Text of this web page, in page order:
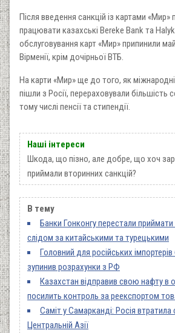
Після введення санкцій із картами «Мир»
працювати казахські Bereke Bank та
обслуговування карт «Мир» припинили
Вірменії, крім дочірньої ВТБ.
На карти «Мир» ще до того, як міжнародні
пішли з Росії, перераховували більшість
тому числі пенсії та стипендії.
Наші інтереси
Шкода, що пізно, але добре, що хоч
приймали вторинних санкцій?
В тему
Банки Гонконгу перестали приймати
слідом за китайськими та турецькими
Головний для російських
зупинив розрахунки з РФ
Казахстан відправив свою нафту в
посилить контроль за реекспортом
Саміт у Самарканді: Росія втратила
Центральній Азії